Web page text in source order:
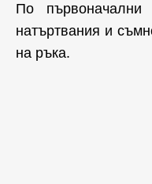
По
натъртвания и
на ръка.